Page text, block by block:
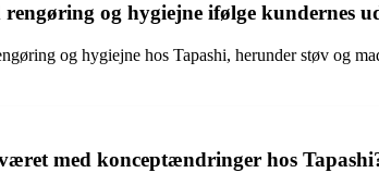
og hygiejne ifølge kundernes
og hygiejne hos Tapashi, herunder støv og
med konceptændringer hos